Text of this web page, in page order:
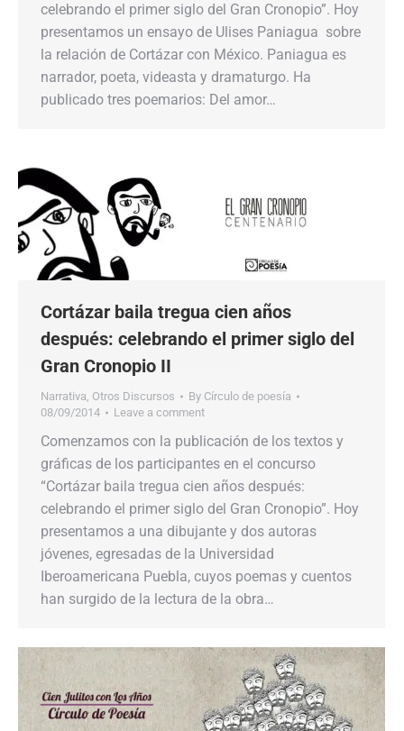
celebrando el primer siglo del Gran Cronopio”. Hoy
presentamos un ensayo de Ulises Paniagua sobre
la relación de Cortázar con México. Paniagua es
narrador, poeta, videasta y dramaturgo. Ha
publicado tres poemarios: Del amor…
Cortázar baila tregua cien años
después: celebrando el primer siglo del
Gran Cronopio II
Narrativa, Otros Discursos By Círculo de poesía
08/09/2014
Leave a comment
Comenzamos con la publicación de los textos y
gráficas de los participantes en el concurso
“Cortázar baila tregua cien años después:
celebrando el primer siglo del Gran Cronopio”. Hoy
presentamos a una dibujante y dos autoras
jóvenes, egresadas de la Universidad
Iberoamericana Puebla, cuyos poemas y cuentos
han surgido de la lectura de la obra…